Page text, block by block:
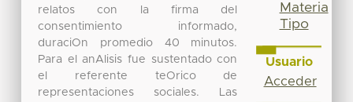
relatos con la firma del
consentimiento informado,
duraciOn promedio 40 minutos.
Para el anAlisis fue sustentado con
el referente teOrico de
representaciones sociales. Las
Materia
Tipo
Usuario
Acceder